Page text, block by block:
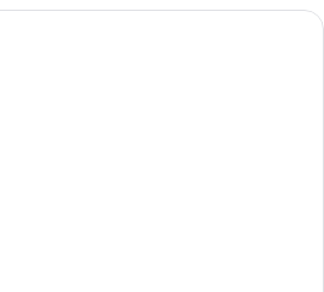
Una camera da letto con un letto